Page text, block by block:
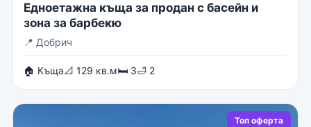
Едноетажна къща за продан с басейн и
зона за барбекю
📍 Добрич
🏠 Къща📐 129 кв.м🛏 3🛁 2
Топ оферта